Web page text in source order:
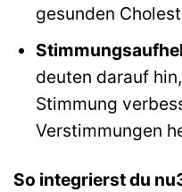
gesunden
deuten darauf
Stimmung
Verstimmungen
So integrierst du